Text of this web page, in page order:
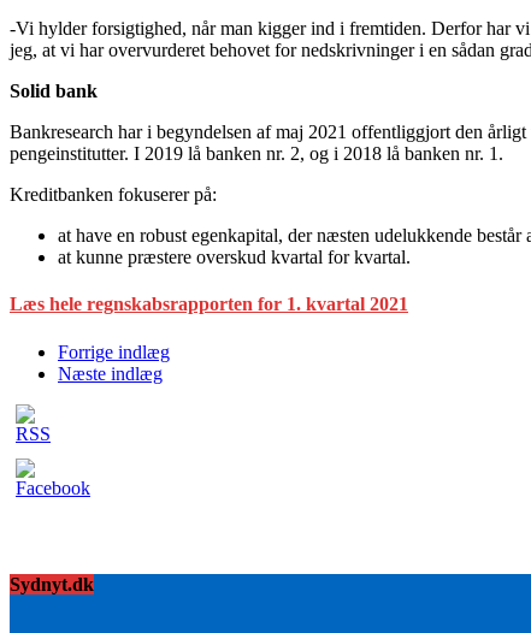
-Vi hylder forsigtighed, når man kigger ind i fremtiden. Derfor har
jeg, at vi har overvurderet behovet for nedskrivninger i en sådan
Solid bank
Bankresearch har i begyndelsen af maj 2021 offentliggjort den
pengeinstitutter. I 2019 lå banken nr. 2, og i 2018 lå banken nr. 1.
Kreditbanken fokuserer på:
at have en robust egenkapital, der næsten udelukkende
at kunne præstere overskud kvartal for kvartal.
Læs hele regnskabsrapporten for 1. kvartal 2021
Forrige indlæg
Næste indlæg
Sydnyt.dk